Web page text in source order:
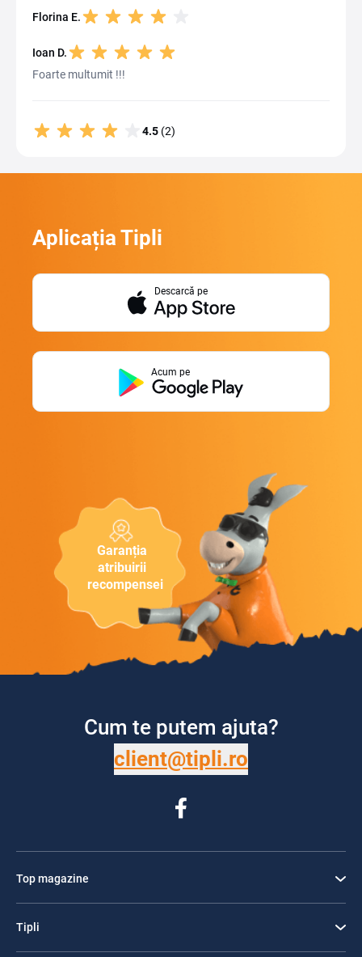
Florina E.
Ioan D.
Foarte multumit !!!
4.5 (2)
Garanția
atribuirii
recompensei
Aplicația Tipli
Descarcă pe
Acum pe
Cum te putem ajuta?
client@tipli.ro
Top magazine
Tipli